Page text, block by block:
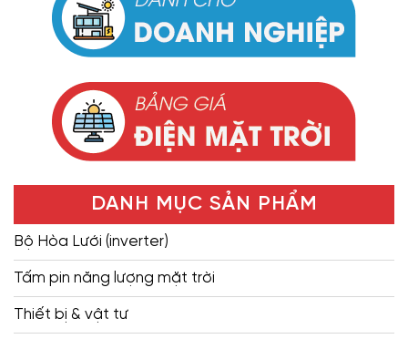
DANH MỤC SẢN PHẨM
Bộ Hòa Lưới (inverter)
Tấm pin năng lượng mặt trời
Thiết bị & vật tư